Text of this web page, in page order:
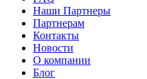
Наши Партнеры
Партнерам
Контакты
Новости
О компании
Блог